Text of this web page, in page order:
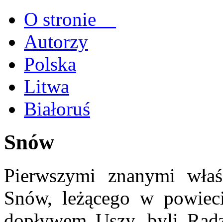
O stronie
Autorzy
Polska
Litwa
Białoruś
Snów
Pierwszymi znanymi
Snów, leżącego w